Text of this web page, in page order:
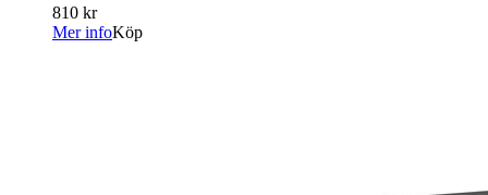
810 kr
Mer infoKöp